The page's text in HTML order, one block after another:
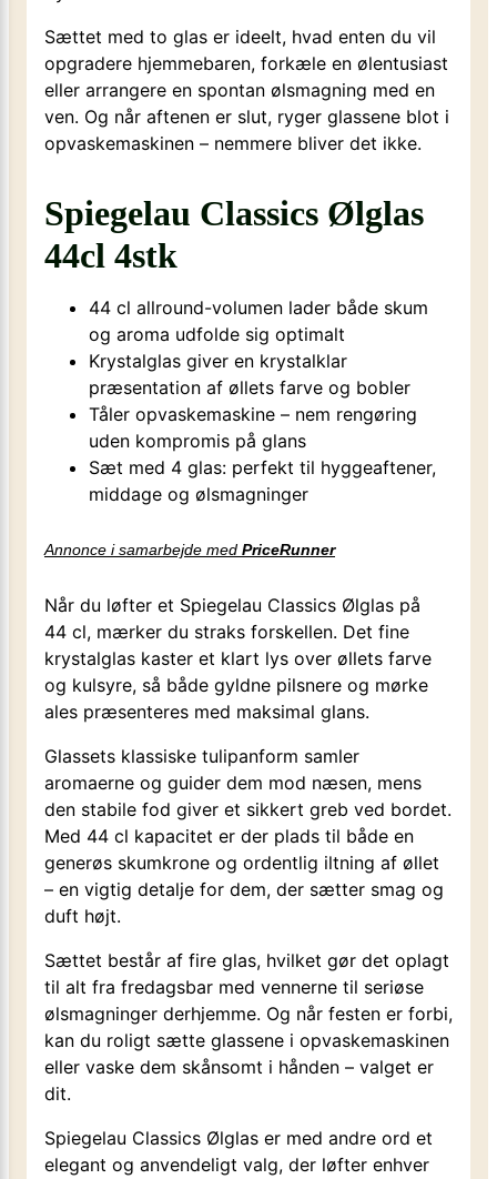
Sættet med to glas er ideelt, hvad enten du vil
opgradere hjemmebaren, forkæle en ølentusiast
eller arrangere en spontan ølsmagning med en
ven. Og når aftenen er slut, ryger glassene blot i
opvaskemaskinen – nemmere bliver det ikke.
Spiegelau Classics Ølglas
44cl 4stk
44 cl allround-volumen lader både skum
og aroma udfolde sig optimalt
Krystalglas giver en krystalklar
præsentation af øllets farve og bobler
Tåler opvaskemaskine – nem rengøring
uden kompromis på glans
Sæt med 4 glas: perfekt til hyggeaftener,
middage og ølsmagninger
Annonce i samarbejde med PriceRunner
Når du løfter et Spiegelau Classics Ølglas på
44 cl, mærker du straks forskellen. Det fine
krystalglas kaster et klart lys over øllets farve
og kulsyre, så både gyldne pilsnere og mørke
ales præsenteres med maksimal glans.
Glassets klassiske tulipanform samler
aromaerne og guider dem mod næsen, mens
den stabile fod giver et sikkert greb ved bordet.
Med 44 cl kapacitet er der plads til både en
generøs skumkrone og ordentlig iltning af øllet
– en vigtig detalje for dem, der sætter smag og
duft højt.
Sættet består af fire glas, hvilket gør det oplagt
til alt fra fredagsbar med vennerne til seriøse
ølsmagninger derhjemme. Og når festen er forbi,
kan du roligt sætte glassene i opvaskemaskinen
eller vaske dem skånsomt i hånden – valget er
dit.
Spiegelau Classics Ølglas er med andre ord et
elegant og anvendeligt valg, der løfter enhver